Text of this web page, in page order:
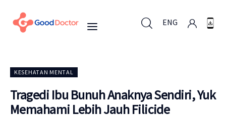
ENG
Untuk Bisnis
KESEHATAN MENTAL
Tragedi Ibu Bunuh Anaknya Sendiri, Yuk
Memahami Lebih Jauh Filicide